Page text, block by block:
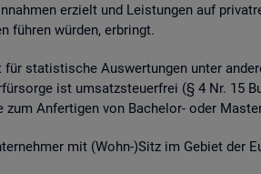
er­zielt und Leis­tun­gen auf
füh­ren wür­den, er­bringt.
für sta­tis­ti­sche Aus­wer­tun­gen unter
ist um­satz­steu­er­frei (§ 4 Nr. 15
zum An­fer­ti­gen von Ba­che­lor- oder
mit (Wohn-)Sitz im Ge­biet der